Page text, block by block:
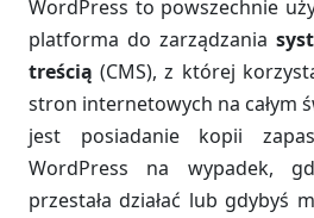
WordPress to powszechnie
platforma do zarządzania
treścią (CMS), z której
stron internetowych na całym
jest posiadanie kopii
WordPress na wypadek,
przestała działać lub gdybyś